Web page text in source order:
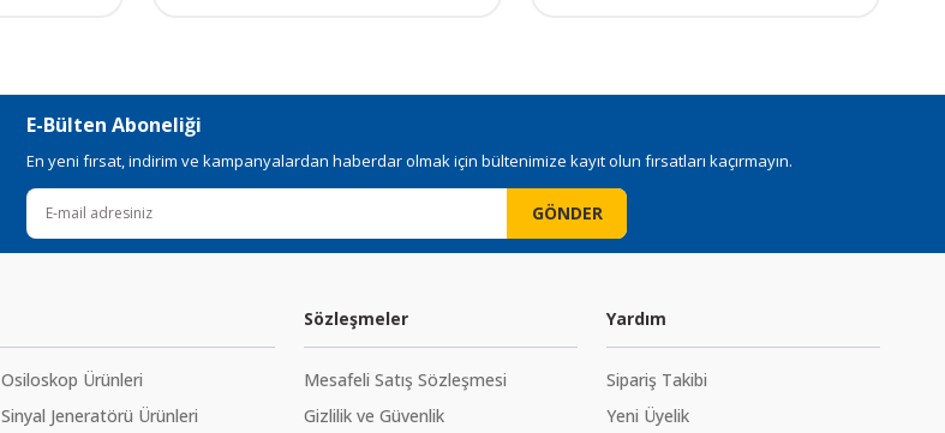
E-Bülten Aboneliği
En yeni fırsat, indirim ve kampanyalardan haberdar olmak için bültenimize kayıt olun fırsatları kaçırmayın.
GÖNDER
Osiloskop Ürünleri
Sinyal Jeneratörü Ürünleri
Sözleşmeler
Mesafeli Satış Sözleşmesi
Gizlilik ve Güvenlik
Yardım
Sipariş Takibi
Yeni Üyelik